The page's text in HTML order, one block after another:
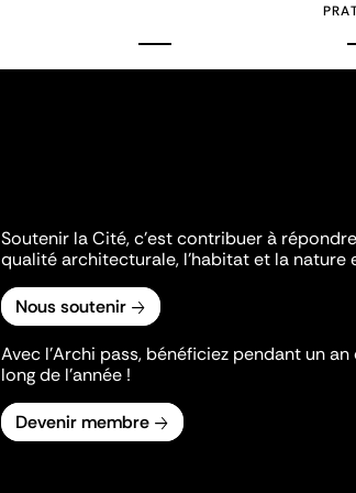
Soutenir la Cité, c'est contribuer à
qualité architecturale, l'habitat et la nature
Nous soutenir
Avec l’Archi pass, bénéficiez pendant un
long de l’année !
Devenir membre